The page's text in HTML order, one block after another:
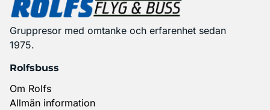
Gruppresor med omtanke och erfarenhet sedan
1975.
Rolfsbuss
Om Rolfs
Allmän information